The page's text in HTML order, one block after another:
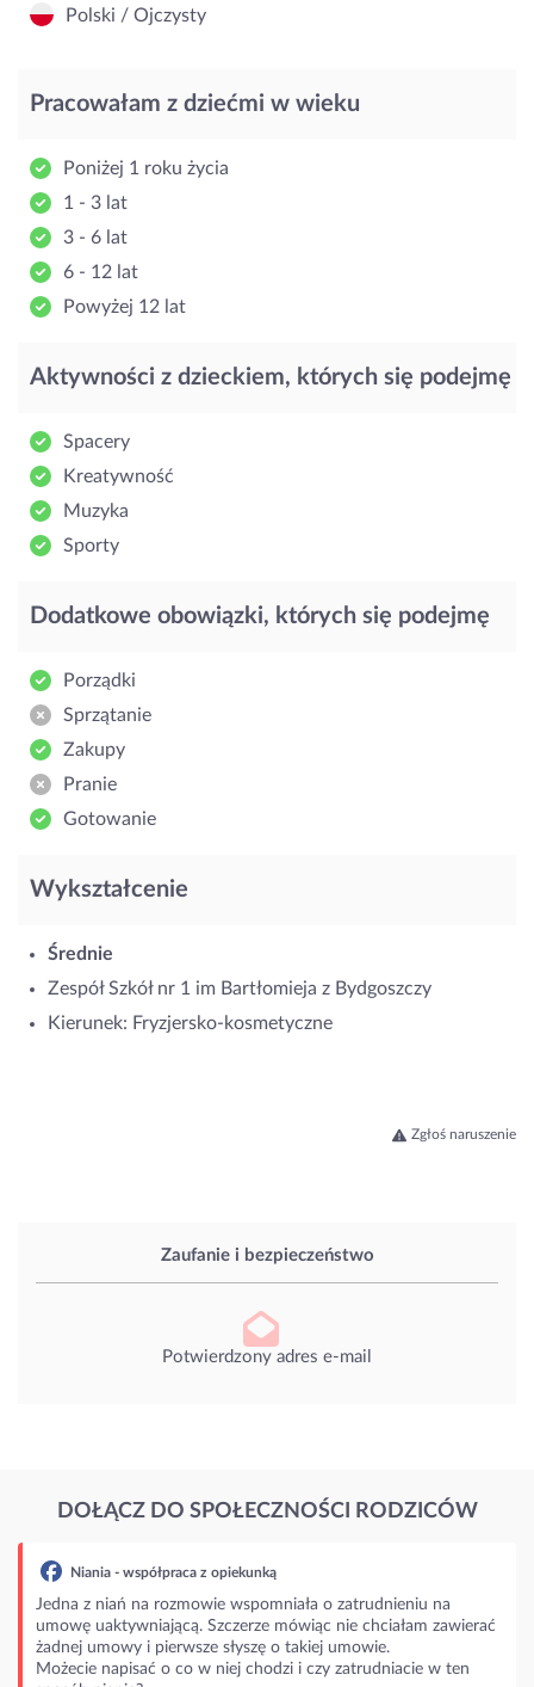
Zaufanie i bezpieczeństwo
Potwierdzony adres e-mail
Polski / Ojczysty
Pracowałam z dziećmi w wieku
Poniżej 1 roku życia
1 - 3 lat
3 - 6 lat
6 - 12 lat
Powyżej 12 lat
Aktywności z dzieckiem, których się podejmę
Spacery
Kreatywność
Muzyka
Sporty
Dodatkowe obowiązki, których się podejmę
Porządki
Sprzątanie
Zakupy
Pranie
Gotowanie
Wykształcenie
Średnie
Zespół Szkół nr 1 im Bartłomieja z Bydgoszczy
Kierunek: Fryzjersko-kosmetyczne
Zgłoś naruszenie
DOŁĄCZ DO SPOŁECZNOŚCI RODZICÓW
Niania - współpraca z opiekunką
Jedna z niań na rozmowie wspomniała o zatrudnieniu na
umowę uaktywniającą. Szczerze mówiąc nie chciałam zawierać
żadnej umowy i pierwsze słyszę o takiej umowie.
Możecie napisać o co w niej chodzi i czy zatrudniacie w ten